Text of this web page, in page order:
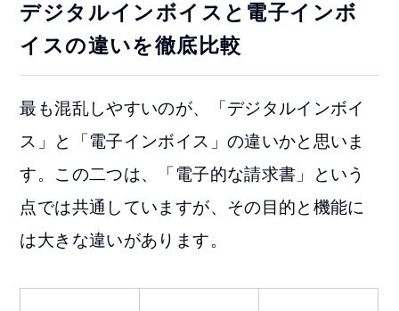
デジタルインボイスと電子インボ
イスの違いを徹底比較
最も混乱しやすいのが、「デジタルインボイ
ス」と「電子インボイス」の違いかと思いま
す。この二つは、「電子的な請求書」という
点では共通していますが、その目的と機能に
は大きな違いがあります。